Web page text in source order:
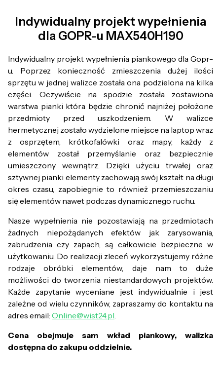
Indywidualny projekt wypełnienia
dla GOPR-u MAX540H190
Indywidualny projekt wypełnienia piankowego dla Gopr-
u. Poprzez konieczność zmieszczenia dużej ilości
sprzętu w jednej walizce została ona podzielona na kilka
części. Oczywiście na spodzie została zostawiona
warstwa pianki która będzie chronić najniżej położone
przedmioty przed uszkodzeniem. W walizce
hermetycznej zostało wydzielone miejsce na laptop wraz
z osprzętem, krótkofalówki oraz mapy, każdy z
elementów został przemyślanie oraz bezpiecznie
umieszczony wewnątrz. Dzięki użyciu trwałej oraz
sztywnej pianki elementy zachowają swój kształt na długi
okres czasu, zapobiegnie to również przemieszczaniu
się elementów nawet podczas dynamicznego ruchu.
Nasze wypełnienia nie pozostawiają na przedmiotach
żadnych niepożądanych efektów jak zarysowania,
zabrudzenia czy zapach, są całkowicie bezpieczne w
użytkowaniu. Do realizacji zleceń wykorzystujemy różne
rodzaje obróbki elementów, daje nam to duże
możliwości do tworzenia niestandardowych projektów.
Każde zapytanie wyceniane jest indywidualnie i jest
zależne od wielu czynników, zapraszamy do kontaktu na
adres email: Online@wist24.pl
Cena obejmuje sam wkład piankowy, walizka
dostępna do zakupu oddzielnie.